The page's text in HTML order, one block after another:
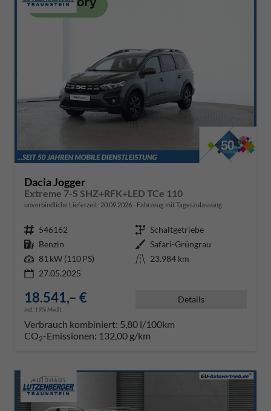
Dacia Jogger
Extreme 7-S SHZ+RFK+LED TCe 110
unverbindliche Lieferzeit: 20.09.2026 Fahrzeug mit Tageszulassung
Fahrzeugnr. 546162 Getriebe Schaltgetriebe
Kraftstoff Benzin Außenfarbe Safari-Grüngrau
Leistung 81 kW (110 PS) Kilometerstand 23.984 km
27.05.2025
18.541,– €
incl. 19% MwSt.
Details
Verbrauch kombiniert: 5,80 l/100km
CO2-Emissionen: 132,00 g/km